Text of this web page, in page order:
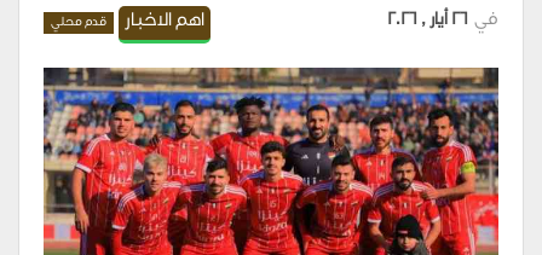
اهم الاخبار قدم محلي في 26 أيار , 2026